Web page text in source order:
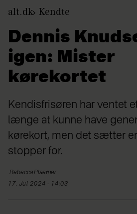
alt.dk Kendte
Dennis
igen: Mister
kørekortet
Kendisfrisøren har ventet
længe at kunne have
kørekort, men det sætter
stopper for.
RebeccaPlaetner
17. Jul 2024 - 14:03